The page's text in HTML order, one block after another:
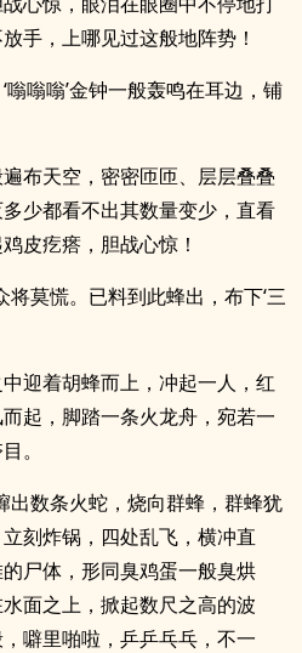
手，上哪见过这般地阵势！
嗡嗡嗡’金钟一般轰鸣在耳边，铺
布天空，密密匝匝、层层叠叠
少都看不出其数量变少，直看
皮疙瘩，胆战心惊！
将莫慌。已料到此蜂出，布下‘三
迎着胡蜂而上，冲起一人，红
起，脚踏一条火龙舟，宛若一
。
出数条火蛇，烧向群蜂，群蜂犹
刻炸锅，四处乱飞，横冲直
尸体，形同臭鸡蛋一般臭烘
面之上，掀起数尺之高的波
噼里啪啦，乒乒乓乓，不一